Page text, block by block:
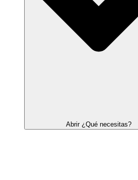
Abrir ¿Qué necesitas?